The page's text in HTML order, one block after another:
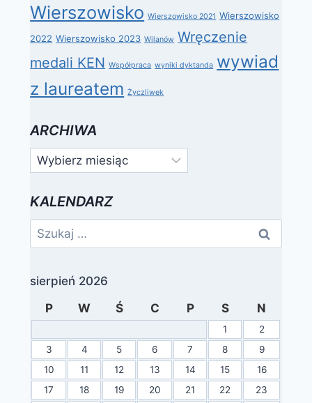
Wierszowisko Wierszowisko 2021 Wierszowisko
2022 Wierszowisko 2023 Wilanów Wręczenie
medali KEN Współpraca wyniki dyktanda wywiad
z laureatem Życzliwek
ARCHIWA
Archiwa
KALENDARZ
Szukaj:
sierpień 2026
P
W Ś C P S N
1
2
3
4 5 6 7 8
9
10
11 12 13 14 15
16
17
18 19 20 21 22
23